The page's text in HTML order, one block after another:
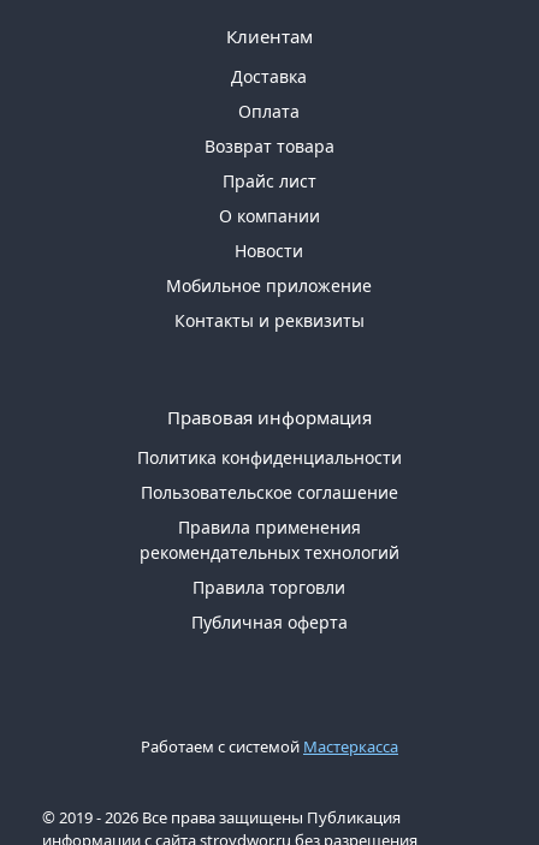
Клиентам
Доставка
Оплата
Возврат товара
Прайс лист
О компании
Новости
Мобильное приложение
Контакты и реквизиты
Правовая информация
Политика конфиденциальности
Пользовательское соглашение
Правила применения
рекомендательных технологий
Правила торговли
Публичная оферта
Работаем с системой Мастеркасса
© 2019 - 2026 Все права защищены Публикация
информации с сайта stroydwor.ru без разрешения